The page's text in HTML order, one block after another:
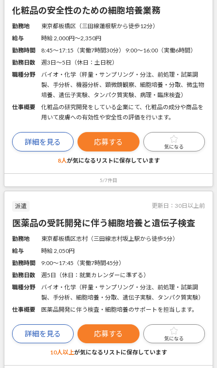
化粧品の安全性のための細胞培養業務
勤務地
東京都板橋区（三田線蓮根駅から徒歩12分）
給与
時給 2,000円〜2,350円
勤務時間
8:45～17:15（実働7時間30分） 9:00～16:00（実働6時間）
勤務日数
週3日～5日（休日：土日祝）
職種分野
バイオ・化学（秤量・サンプリング・分注、前処理・試薬調
製、手分析、機器分析、顕微鏡観察、細胞培養・分取、微生物
培養、遺伝子実験、タンパク質実験、病理・臨床検査）
仕事概要
化粧品の研究開発をしている企業にて、化粧品の成分や商品を
用いて皮膚への有効性や安全性の評価を行います。
詳細を見る 応募する
気になる
8人が気になるリストに保存しています
5/7件目
派遣 更新日： 30日以上前
医薬品の受託開発に伴う細胞培養と遺伝子検査
勤務地
東京都板橋区志村（三田線志村坂上駅から徒歩5分）
給与
時給 2,050円
勤務時間
9:00～17:45（実働7時間45分）
勤務日数
週5日（休日：就業カレンダーに準ずる）
職種分野
バイオ・化学（秤量・サンプリング・分注、前処理・試薬調
製、手分析、細胞培養・分取、遺伝子実験、タンパク質実験）
仕事概要
医薬品開発に伴う検査・細胞培養のサポートを担当します。
詳細を見る 応募する
気になる
10人以上が気になるリストに保存しています